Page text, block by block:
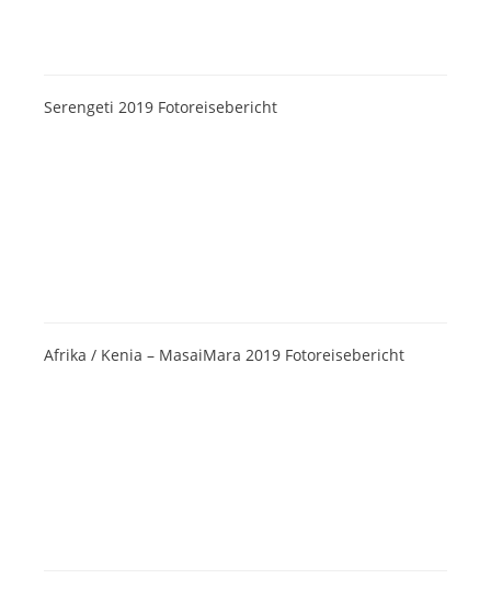
Serengeti 2019 Fotoreisebericht
Afrika / Kenia – MasaiMara 2019 Fotoreisebericht